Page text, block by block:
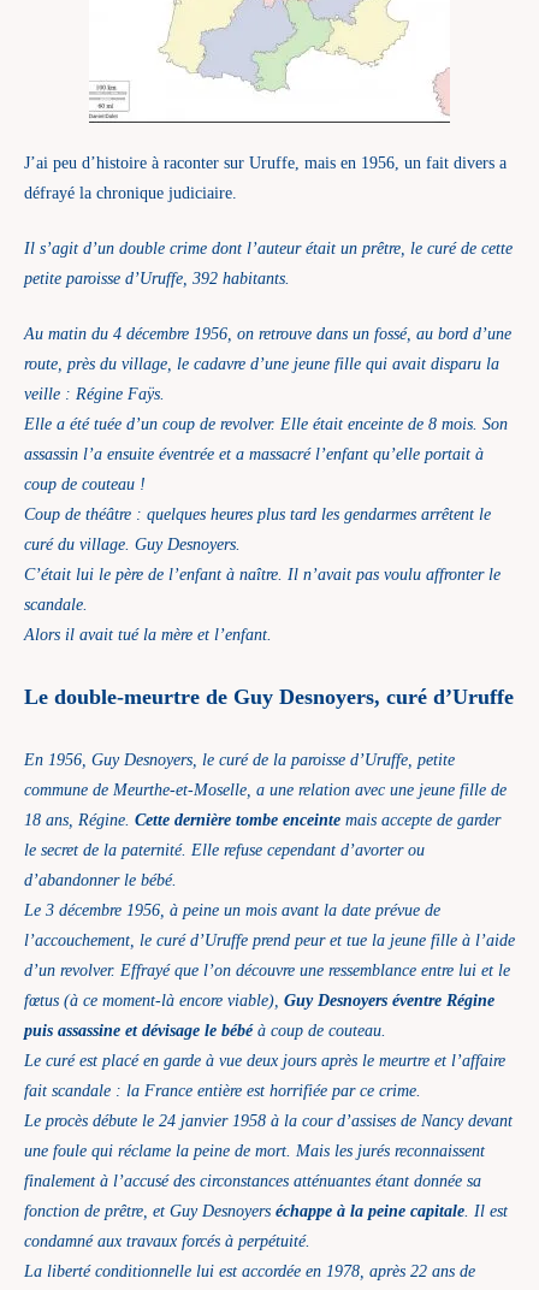
J’ai peu d’histoire à raconter sur Uruffe, mais en 1956, un fait divers a
défrayé la chronique judiciaire.
Il s’agit d’un double crime dont l’auteur était un prêtre, le curé de cette
petite paroisse d’Uruffe, 392 habitants.
Au matin du 4 décembre 1956, on retrouve dans un fossé, au bord d’une
route, près du village, le cadavre d’une jeune fille qui avait disparu la
veille : Régine Faÿs.
Elle a été tuée d’un coup de revolver. Elle était enceinte de 8 mois. Son
assassin l’a ensuite éventrée et a massacré l’enfant qu’elle portait à
coup de couteau !
Coup de théâtre : quelques heures plus tard les gendarmes arrêtent le
curé du village. Guy Desnoyers.
C’était lui le père de l’enfant à naître. Il n’avait pas voulu affronter le
scandale.
Alors il avait tué la mère et l’enfant.
Le double-meurtre de Guy Desnoyers, curé d’Uruffe
En 1956, Guy Desnoyers, le curé de la paroisse d’Uruffe, petite
commune de Meurthe-et-Moselle, a une relation avec une jeune fille de
18 ans, Régine. Cette dernière tombe enceinte mais accepte de garder
le secret de la paternité. Elle refuse cependant d’avorter ou
d’abandonner le bébé.
Le 3 décembre 1956, à peine un mois avant la date prévue de
l’accouchement, le curé d’Uruffe prend peur et tue la jeune fille à l’aide
d’un revolver. Effrayé que l’on découvre une ressemblance entre lui et le
fœtus (à ce moment-là encore viable), Guy Desnoyers éventre Régine
puis assassine et dévisage le bébéà coup de couteau.
Le curé est placé en garde à vue deux jours après le meurtre et l’affaire
fait scandale : la France entière est horrifiée par ce crime.
Le procès débute le 24 janvier 1958 à la cour d’assises de Nancy devant
une foule qui réclame la peine de mort. Mais les jurés reconnaissent
finalement à l’accusé des circonstances atténuantes étant donnée sa
fonction de prêtre, et Guy Desnoyers échappe à la peine capitale. Il est
condamné aux travaux forcés à perpétuité.
La liberté conditionnelle lui est accordée en 1978, après 22 ans de